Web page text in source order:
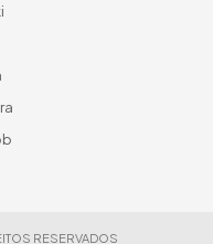
RESERVADOS